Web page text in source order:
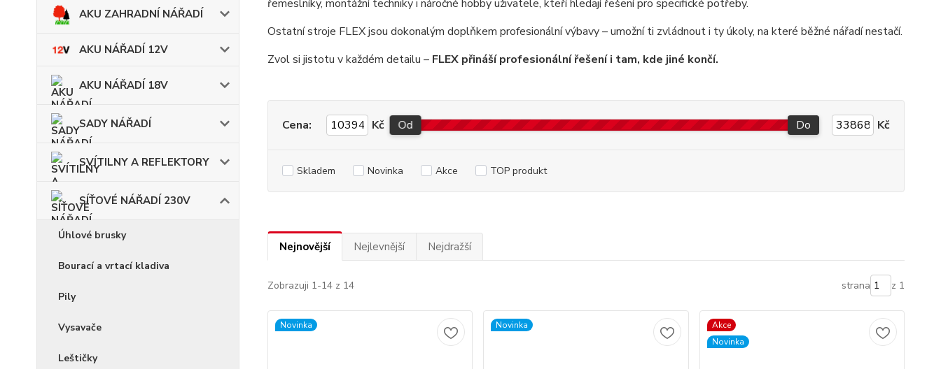
AKU ZAHRADNÍ NÁŘADÍ
AKU NÁŘADÍ 12V
AKU NÁŘADÍ 18V
SADY NÁŘADÍ
SVÍTILNY A REFLEKTORY
SÍŤOVÉ NÁŘADÍ 230V
Úhlové brusky
Bourací a vrtací kladiva
Pily
Vysavače
Leštičky
řemeslníky, montážní techniky i náročné hobby uživatele, kteří hledají řešení pro specifické potřeby.
Ostatní stroje FLEX jsou dokonalým doplňkem profesionální výbavy – umožní ti zvládnout i ty úkoly, na které běžné nářadí nestačí.
Zvol si jistotu v každém detailu – FLEX přináší profesionální řešení i tam, kde jiné končí.
Cena: Kč Od Do Kč
Skladem Novinka Akce TOP produkt
Nejnovější Nejlevnější Nejdražší
Zobrazuji 1-14 z 14 strana z 1
Novinka Novinka
Akce
Novinka